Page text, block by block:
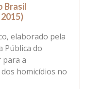
Brasil
elaborado pela
Pública do
para a
homicídios no